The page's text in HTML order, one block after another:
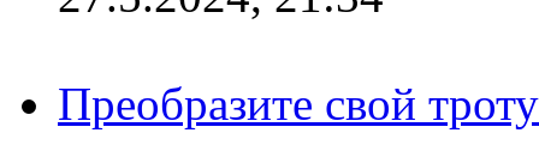
Преобразите свой